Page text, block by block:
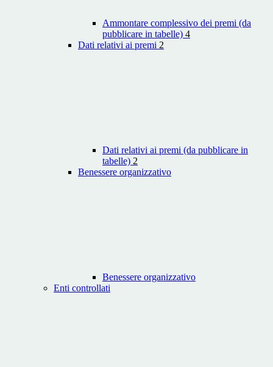
Ammontare complessivo dei premi (da
pubblicare in tabelle) 4
Dati relativi ai premi 2
Dati relativi ai premi (da pubblicare in
tabelle) 2
Benessere organizzativo
Benessere organizzativo
Enti controllati